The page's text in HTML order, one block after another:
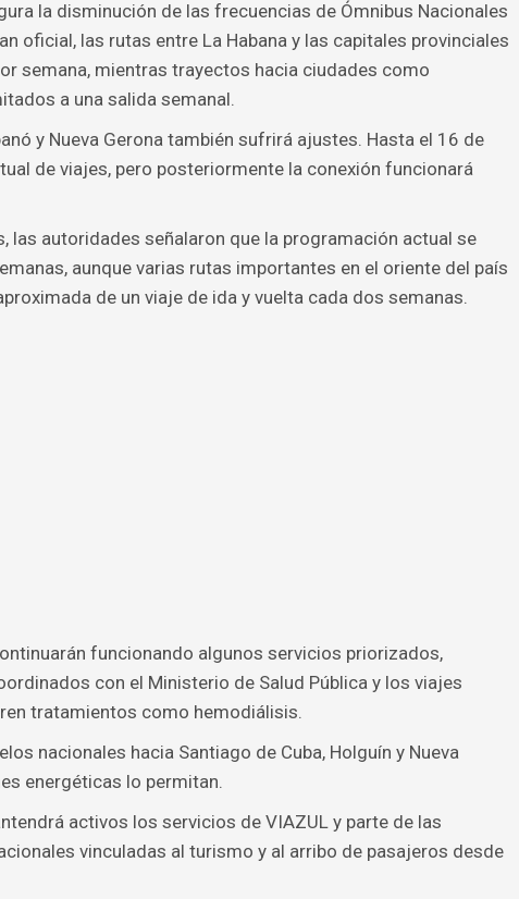
la disminución de las frecuencias de Ómnibus Nacionales
oficial, las rutas entre La Habana y las capitales provinciales
semana, mientras trayectos hacia ciudades como
a una salida semanal.
y Nueva Gerona también sufrirá ajustes. Hasta el 16 de
de viajes, pero posteriormente la conexión funcionará
las autoridades señalaron que la programación actual se
aunque varias rutas importantes en el oriente del país
de un viaje de ida y vuelta cada dos semanas.
funcionando algunos servicios priorizados,
con el Ministerio de Salud Pública y los viajes
tratamientos como hemodiálisis.
nacionales hacia Santiago de Cuba, Holguín y Nueva
energéticas lo permitan.
activos los servicios de VIAZUL y parte de las
vinculadas al turismo y al arribo de pasajeros desde